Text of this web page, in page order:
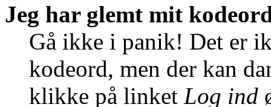
Jeg har glemt mit
Gå ikke i panik! Det er
kodeord, men der kan
klikke på linket Log ind